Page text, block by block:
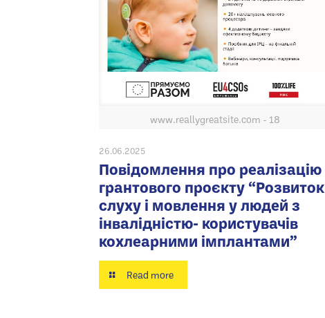
www.reallygreatsite.com - 18
26.06.2025
Повідомлення про реалізацію
грантового проєкту “Розвиток
слуху і мовлення у людей з
інвалідністю- користувачів
кохлеарними імплантами”
Read more